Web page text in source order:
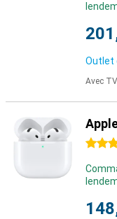
Outlet
Avec
4.5